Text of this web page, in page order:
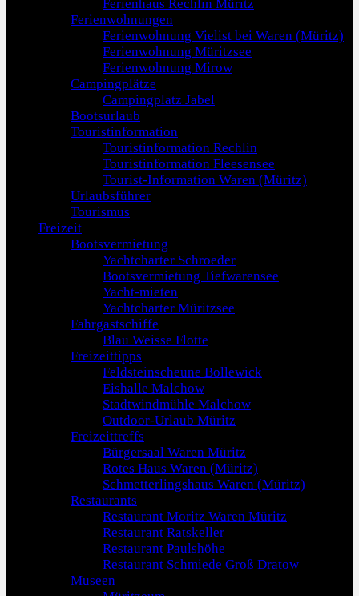
Ferienhaus Rechlin Müritz
Ferienwohnungen
Ferienwohnung Vielist bei Waren (Müritz)
Ferienwohnung Müritzsee
Ferienwohnung Mirow
Campingplätze
Campingplatz Jabel
Bootsurlaub
Touristinformation
Touristinformation Rechlin
Touristinformation Fleesensee
Tourist-Information Waren (Müritz)
Urlaubsführer
Tourismus
Freizeit
Bootsvermietung
Yachtcharter Schroeder
Bootsvermietung Tiefwarensee
Yacht-mieten
Yachtcharter Müritzsee
Fahrgastschiffe
Blau Weisse Flotte
Freizeittipps
Feldsteinscheune Bollewick
Eishalle Malchow
Stadtwindmühle Malchow
Outdoor-Urlaub Müritz
Freizeittreffs
Bürgersaal Waren Müritz
Rotes Haus Waren (Müritz)
Schmetterlingshaus Waren (Müritz)
Restaurants
Restaurant Moritz Waren Müritz
Restaurant Ratskeller
Restaurant Paulshöhe
Restaurant Schmiede Groß Dratow
Museen